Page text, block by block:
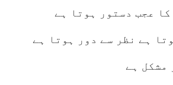
عجب دستور ہوتا ہے
ہے نظر سے دور ہوتا ہے
مشکل ہے